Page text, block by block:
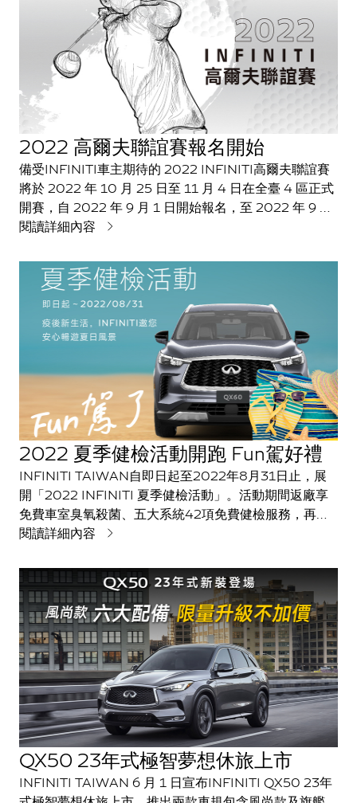
2022 高爾夫聯誼賽報名開始
備受INFINITI車主期待的 2022 INFINITI高爾夫聯誼賽
將於 2022 年 10 月 25 日至 11 月 4 日在全臺 4 區正式
開賽，自 2022 年 9 月 1 日開始報名，至 2022 年 9 月
23 日截止，敬邀車主奮力揮桿，贏得大獎滿載而歸。
閱讀詳細內容
2022 夏季健檢活動開跑 Fun駕好禮
INFINITI TAIWAN自即日起至2022年8月31日止，展
開「2022 INFINITI 夏季健檢活動」。活動期間返廠享
免費車室臭氧殺菌、五大系統42項免費健檢服務，再享
多重Fun駕好禮，包含返廠消費禮、滿額禮、Fun駕限定
閱讀詳細內容
QX50 23年式極智夢想休旅上市
INFINITI TAIWAN 6 月 1 日宣布INFINITI QX50 23年